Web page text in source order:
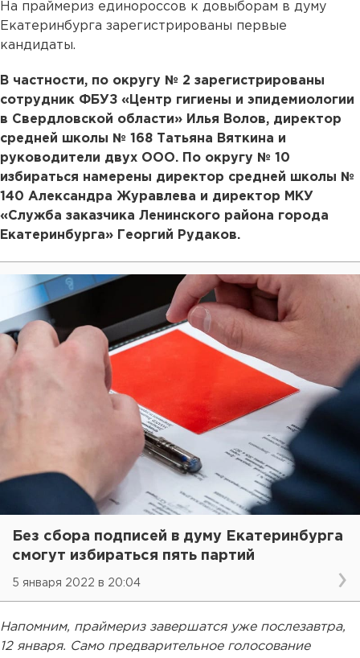
На праймериз единороссов к довыборам в думу
Екатеринбурга зарегистрированы первые
кандидаты.
В частности, по округу № 2 зарегистрированы
сотрудник ФБУЗ «Центр гигиены и эпидемиологии
в Свердловской области» Илья Волов, директор
средней школы № 168 Татьяна Вяткина и
руководители двух ООО. По округу № 10
избираться намерены директор средней школы №
140 Александра Журавлева и директор МКУ
«Служба заказчика Ленинского района города
Екатеринбурга» Георгий Рудаков.
Без сбора подписей в думу Екатеринбурга
смогут избираться пять партий
5 января 2022 в 20:04
Напомним, праймериз завершатся уже послезавтра,
12 января. Само предварительное голосование